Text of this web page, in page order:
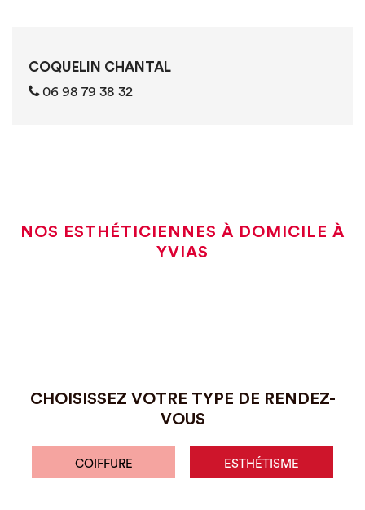
COQUELIN CHANTAL
06 98 79 38 32
NOS ESTHÉTICIENNES À DOMICILE À
YVIAS
CHOISISSEZ VOTRE TYPE DE RENDEZ-
VOUS
COIFFURE ESTHÉTISME